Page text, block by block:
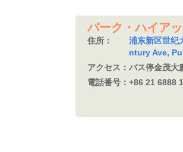
パーク・ハイア
住所：
浦东新区世纪
ntury Ave,
アクセス： バス停金茂大
電話番号： +86 21 6888